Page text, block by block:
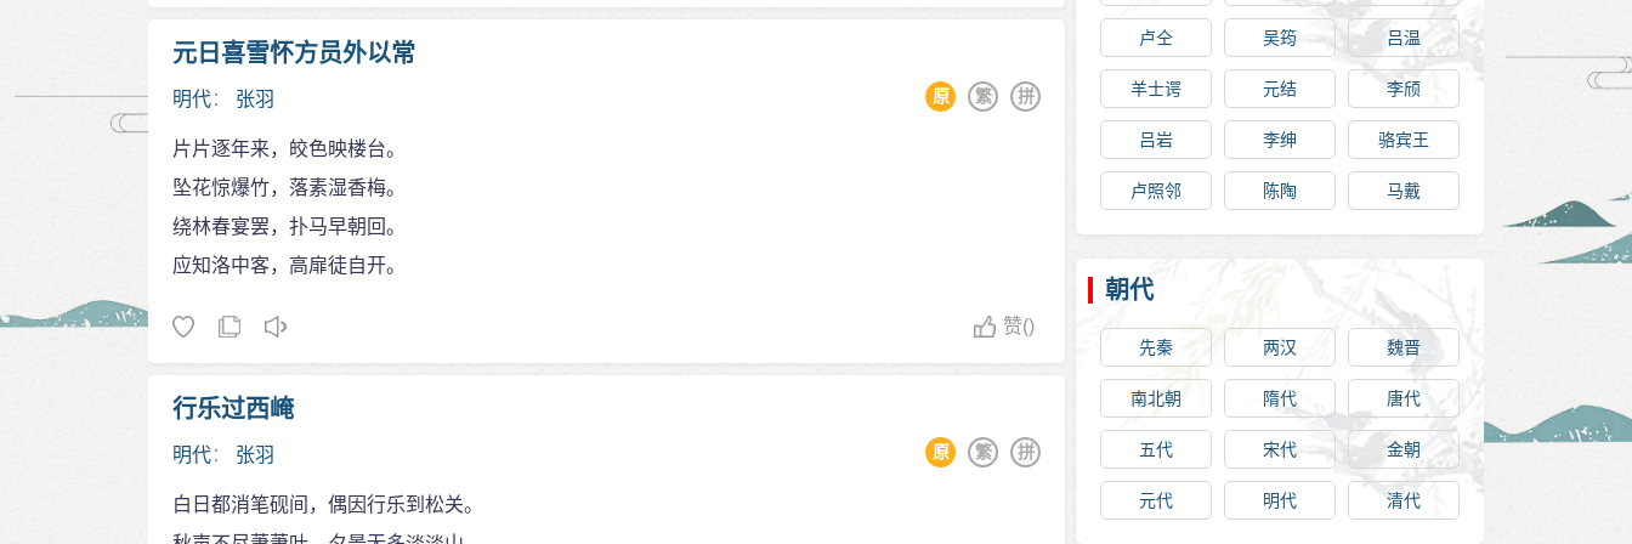
元日喜雪怀方员外以常
明代： 张羽 拼
繁
原
片片逐年来，皎色映楼台。
坠花惊爆竹，落素湿香梅。
绕林春宴罢，扑马早朝回。
应知洛中客，高扉徒自开。
赞()
行乐过西崦
明代： 张羽 拼
繁
原
白日都消笔砚间，偶因行乐到松关。
卢仝 吴筠 吕温
羊士谔 元结 李颀
吕岩 李绅 骆宾王
卢照邻 陈陶 马戴
朝代
先秦 两汉 魏晋
南北朝 隋代 唐代
五代 宋代 金朝
元代 明代 清代